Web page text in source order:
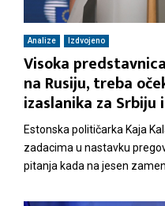
M
E
N
U
Analize Izdvojeno
Visoka
na Rusiju, treba
izaslanika za Srbiju
Estonska političarka Kaja
zadacima u nastavku
pitanja kada na jesen